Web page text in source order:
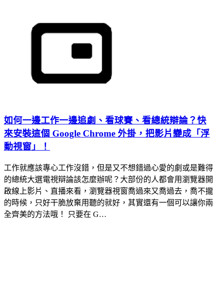
如何一邊工作一邊追劇、看球賽、看總統辯論？快
來安裝這個 Google Chrome 外掛，把影片變成「浮
動視窗」！
工作就應該專心工作沒錯，但是又不想錯過心愛的劇或是難得
的總統大選電視辯論該怎麼辦呢？大部份的人都會用瀏覽器開
啟線上影片、直播來看，瀏覽器視窗喬過來又喬過去，喬不攏
的時候，只好干脆放棄用聽的就好，其實還有一個可以讓你兩
全齊美的方法哦！ 只要在 G…